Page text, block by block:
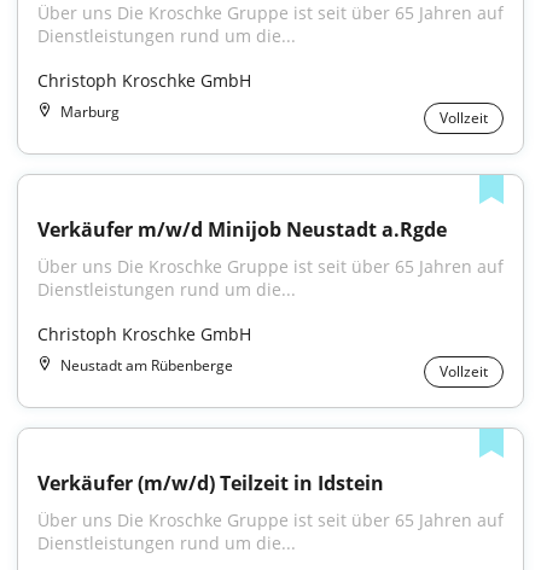
Über uns Die Kroschke Gruppe ist seit über 65 Jahren auf
Dienstleistungen rund um die...
Christoph Kroschke GmbH
Marburg Vollzeit
Verkäufer m/w/d Minijob Neustadt a.Rgde
Über uns Die Kroschke Gruppe ist seit über 65 Jahren auf
Dienstleistungen rund um die...
Christoph Kroschke GmbH
Neustadt am Rübenberge Vollzeit
Verkäufer (m/w/d) Teilzeit in Idstein
Über uns Die Kroschke Gruppe ist seit über 65 Jahren auf
Dienstleistungen rund um die...